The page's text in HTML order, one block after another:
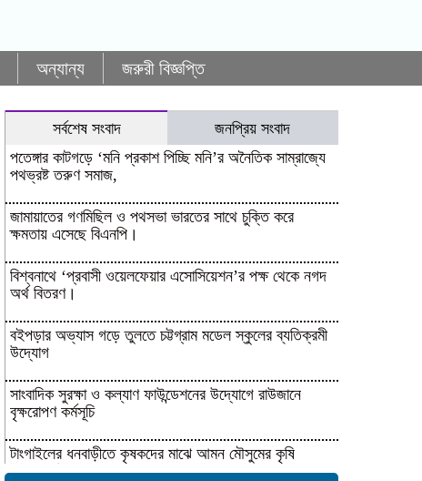
অন্যান্য জরুরী বিজ্ঞপ্তি
সর্বশেষ সংবাদ
জনপ্রিয় সংবাদ
পতেঙ্গার কাটগড়ে ‘মনি প্রকাশ পিচ্ছি মনি’র অনৈতিক সাম্রাজ্যে
পথভ্রষ্ট তরুণ সমাজ,
জামায়াতের গণমিছিল ও পথসভা ভারতের সাথে চুক্তি করে
ক্ষমতায় এসেছে বিএনপি।
বিশ্বনাথে ‘প্রবাসী ওয়েলফেয়ার এসোসিয়েশন’র পক্ষ থেকে নগদ
অর্থ বিতরণ।
বইপড়ার অভ্যাস গড়ে তুলতে চট্টগ্রাম মডেল স্কুলের ব্যতিক্রমী
উদ্যোগ
সাংবাদিক সুরক্ষা ও কল্যাণ ফাউন্ডেশনের উদ্যোগে রাউজানে
বৃক্ষরোপণ কর্মসূচি
টাংগাইলের ধনবাড়ীতে কৃষকদের মাঝে আমন মৌসুমের কৃষি
উপকরণ বিতরণ।